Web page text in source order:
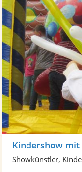
Kindershow mit
Showkünstler,